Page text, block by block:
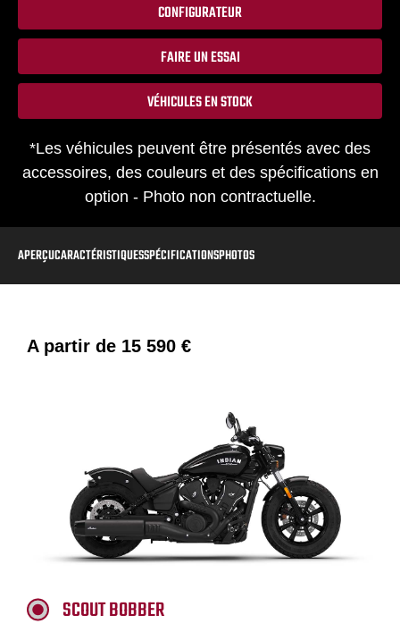
CONFIGURATEUR
FAIRE UN ESSAI
VÉHICULES EN STOCK
*Les véhicules peuvent être présentés avec des
accessoires, des couleurs et des spécifications en
option - Photo non contractuelle.
APERÇUCARACTÉRISTIQUESSPÉCIFICATIONSPHOTOS
A partir de 15 590 €
SCOUT BOBBER